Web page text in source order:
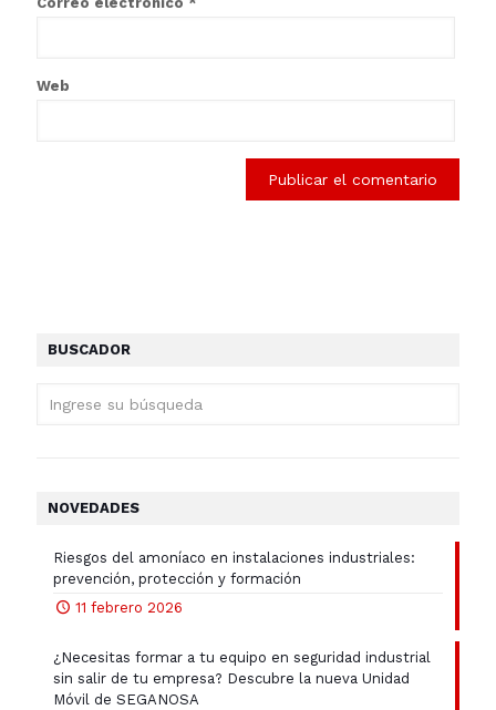
Web
BUSCADOR
NOVEDADES
Riesgos del amoníaco en instalaciones industriales:
prevención, protección y formación
11 febrero 2026
¿Necesitas formar a tu equipo en seguridad industrial
sin salir de tu empresa? Descubre la nueva Unidad
Móvil de SEGANOSA